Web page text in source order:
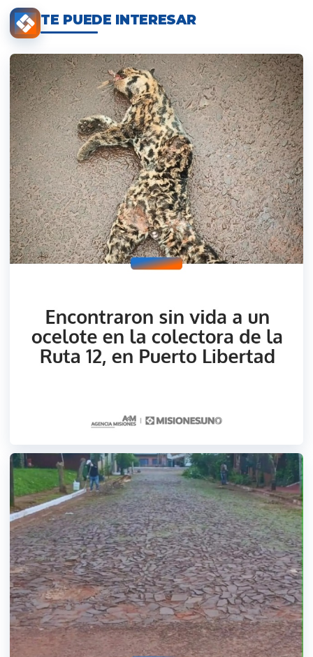
TE PUEDE INTERESAR